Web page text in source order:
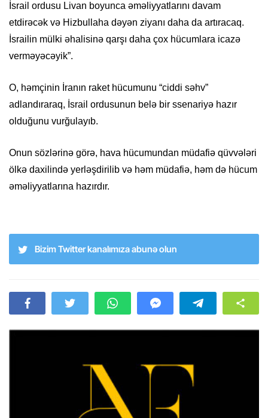
İsrail ordusu Livan boyunca əməliyyatlarını davam
etdirəcək və Hizbullaha dəyən ziyanı daha da artıracaq.
İsrailin mülki əhalisinə qarşı daha çox hücumlara icazə
verməyəcəyik”.
O, həmçinin İranın raket hücumunu “ciddi səhv”
adlandıraraq, İsrail ordusunun belə bir ssenariyə hazır
olduğunu vurğulayıb.
Onun sözlərinə görə, hava hücumundan müdafiə qüvvələri
ölkə daxilində yerləşdirilib və həm müdafiə, həm də hücum
əməliyyatlarına hazırdır.
Bizim Twitter kanalımıza abunə olun